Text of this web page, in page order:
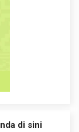
di sini